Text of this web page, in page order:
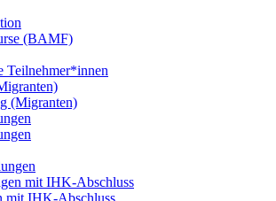
(BAMF)
Teilnehmer*innen
(Migranten)
mit IHK-Abschluss
mit IHK-Abschluss